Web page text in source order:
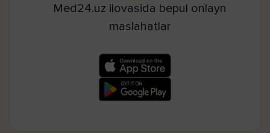
Med24.uz ilovasida bepul onlayn
maslahatlar